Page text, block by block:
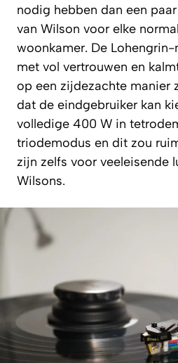
nodig hebben dan een
van Wilson voor elke
woonkamer. De Lohengrin-
met vol vertrouwen en
op een zijdezachte manier
dat de eindgebruiker kan
volledige 400 W in
triodemodus en dit zou
zijn zelfs voor veeleisende
Wilsons.